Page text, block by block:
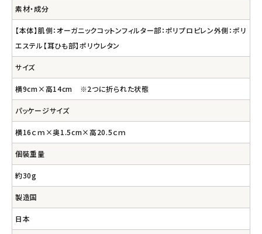
素材・成分
【本体】肌側：オーガニックコットンフィルター部：ポリプロピレン外側：ポリ
エステル【耳ひも部】ポリウレタン
サイズ
横9cm×高14cm ※2つに折られた状態
パッケージサイズ
横16ｃｍ×奥1.5cm×高20.5ｃｍ
個裝重量
約30g
製造国
日本